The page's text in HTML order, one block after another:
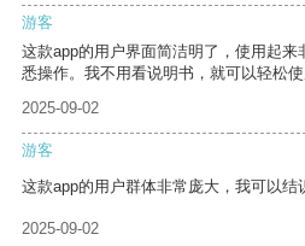
游客
这款app的用户界面简洁明了，使用起
悉操作。我不用看说明书，就可以轻松使
2025-09-02
游客
这款app的用户群体非常庞大，我可以结
2025-09-02